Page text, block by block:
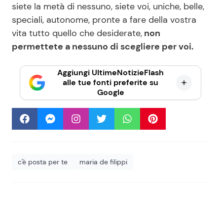
siete la metà di nessuno, siete voi, uniche, belle,
speciali, autonome, pronte a fare della vostra
vita tutto quello che desiderate, non
permettete a nessuno di scegliere per voi.
Aggiungi UltimeNotizieFlash
alle tue fonti preferite su
Google
c'è posta per te maria de filippi